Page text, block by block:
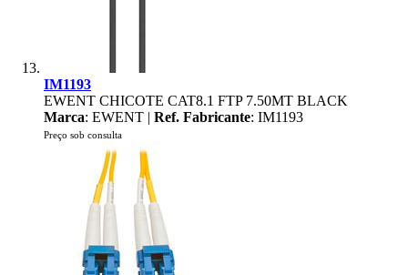
IM1193
EWENT CHICOTE CAT8.1 FTP 7.50MT BLACK
Marca: EWENT | Ref. Fabricante: IM1193
Preço sob consulta